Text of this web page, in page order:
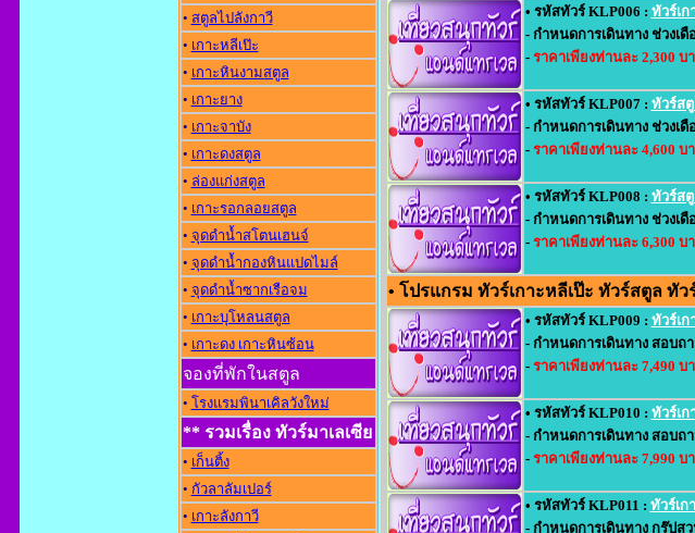
• สตูลไปลังกาวี
• เกาะหลีเป๊ะ
• เกาะหินงามสตูล
• เกาะยาง
• เกาะจาบัง
• เกาะดงสตูล
• ล่องแก่งสตูล
• เกาะรอกลอยสตูล
• จุดดำน้ำสโตนเฮนจ์
• จุดดำน้ำกองหินแปดไมล์
• จุดดำน้ำซากเรือจม
• เกาะบุโหลนสตูล
• เกาะดง เกาะหินซ้อน
จองที่พักในสตูล
• โรงแรมพินาเคิลวังใหม่
** รวมเรื่อง ทัวร์มาเลเซีย
• เก็นติ้ง
• กัวลาลัมเปอร์
• เกาะลังกาวี
• รหัสทัวร์ KLP006 : ทัวร์เก
- กำหนดการเดินทาง ช่วงเ
- ราคาเพียงท่านละ 2,300 บ
• รหัสทัวร์ KLP007 : ทัวร์สตู
- กำหนดการเดินทาง ช่วงเ
- ราคาเพียงท่านละ 4,600 บ
• รหัสทัวร์ KLP008 : ทัวร์สตู
- กำหนดการเดินทาง ช่วงเ
- ราคาเพียงท่านละ 6,300 บ
• โปรแกรม ทัวร์เกาะหลีเป๊ะ ทัวร์สตูล ทัว
• รหัสทัวร์ KLP009 : ทัวร์เก
- กำหนดการเดินทาง สอบถ
- ราคาเพียงท่านละ 7,490 บ
• รหัสทัวร์ KLP010 : ทัวร์เก
- กำหนดการเดินทาง สอบถ
- ราคาเพียงท่านละ 7,990 บ
• รหัสทัวร์ KLP011 : ทัวร์เก
- กำหนดการเดินทาง กรุ๊ปส